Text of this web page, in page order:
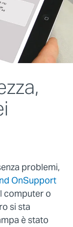
problemi,
OnSupport
computer o
si sta
è stato